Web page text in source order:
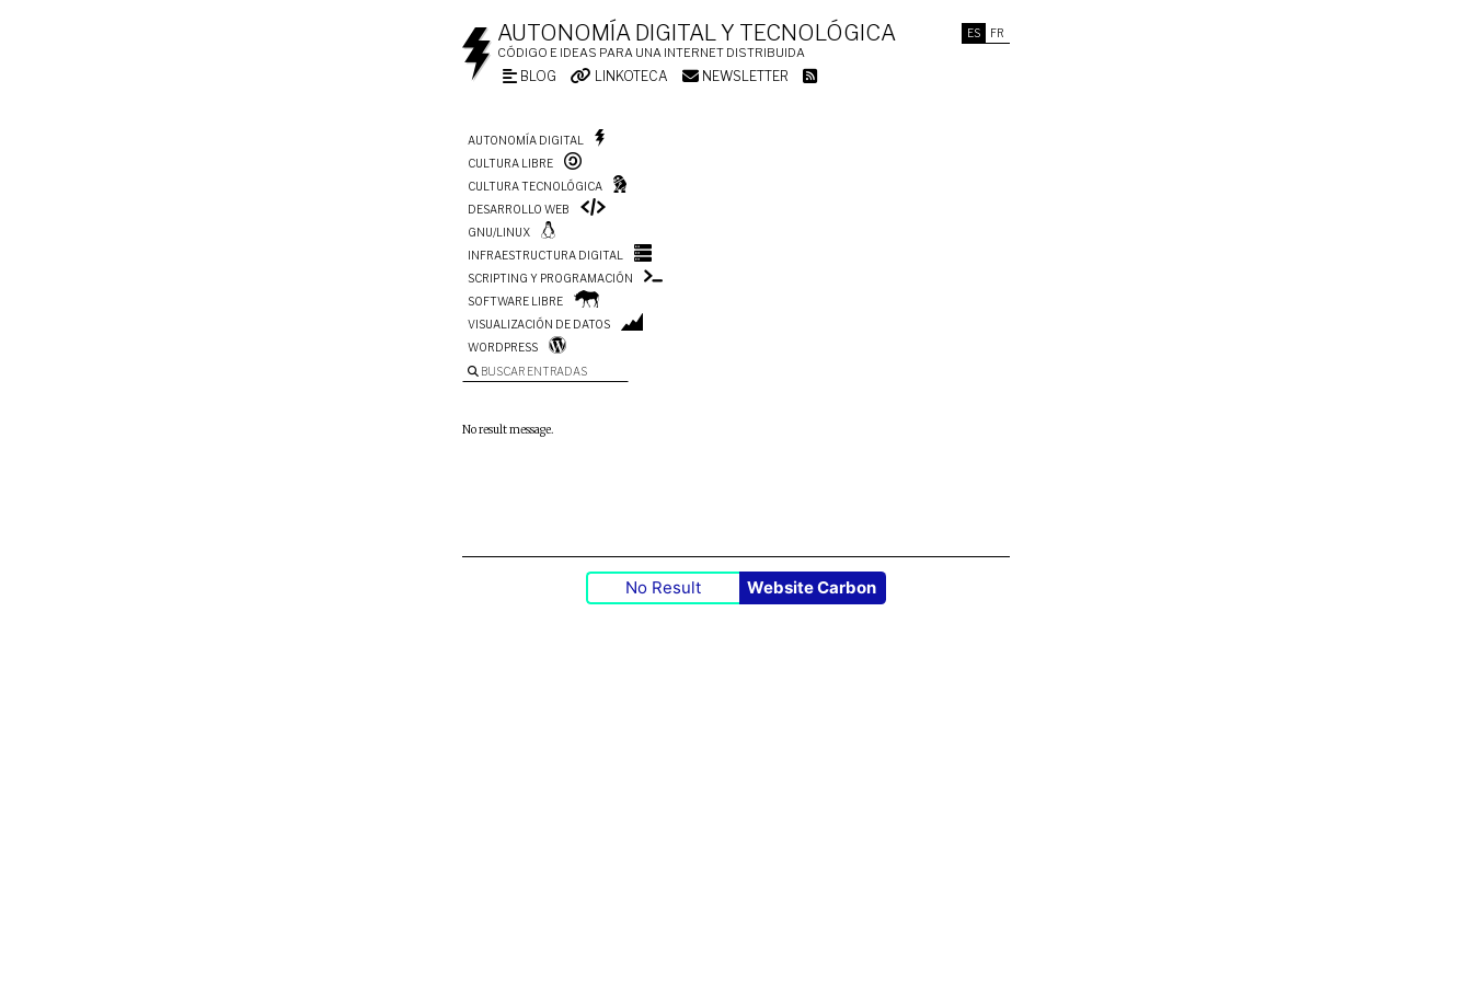
ES FR
AUTONOMÍA DIGITAL Y TECNOLÓGICA
CÓDIGO E IDEAS PARA UNA INTERNET DISTRIBUIDA
BLOG LINKOTECA NEWSLETTER
AUTONOMÍA DIGITAL
CULTURA LIBRE
CULTURA TECNOLÓGICA
DESARROLLO WEB
GNU/LINUX
INFRAESTRUCTURA DIGITAL
SCRIPTING Y PROGRAMACIÓN
SOFTWARE LIBRE
VISUALIZACIÓN DE DATOS
WORDPRESS
BUSCAR ENTRADAS
No result message.
No Result Website Carbon